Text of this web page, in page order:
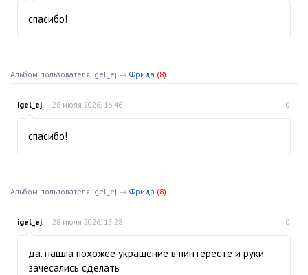
спасибо!
Альбом пользователя igel_ej → Фрида (8)
igel_ej 28 июля 2026, 16:46 0
спасибо!
Альбом пользователя igel_ej → Фрида (8)
igel_ej 28 июля 2026, 15:28 0
да. нашла похожее украшение в пинтересте и руки
зачесались сделать